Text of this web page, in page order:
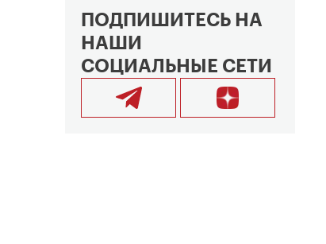
ПОДПИШИТЕСЬ НА
НАШИ
СОЦИАЛЬНЫЕ СЕТИ